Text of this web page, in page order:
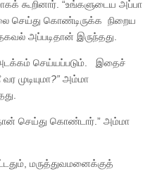
கூறினார். “உங்களுடைய அப்பா
செய்து கொண்டிருக்க நிறைய
அப்படிதான் இருந்தது.
அடக்கம் செய்யப்படும். இதைச்
முடியுமா?” அம்மா
செய்து கொண்டார்.” அம்மா
மருத்துவமனைக்குத்